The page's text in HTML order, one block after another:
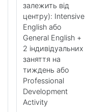
залежить від
центру): Intensive
English або
General English +
2 індивідуальних
заняття на
тиждень або
Professional
Development
Activity